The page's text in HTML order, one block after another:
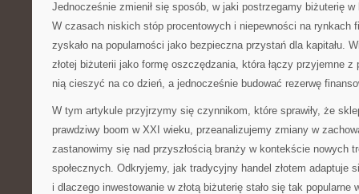
Jednocześnie zmienił się sposób, w jaki postrzegamy biżuterię
W czasach niskich stóp procentowych i niepewności na rynkach
zyskało na popularności jako bezpieczna przystań dla kapitału.
złotej biżuterii jako formę oszczędzania, która łączy przyjemne
nią cieszyć na co dzień, a jednocześnie budować rezerwę
W tym artykule przyjrzymy się czynnikom, które sprawiły, że
prawdziwy boom w XXI wieku, przeanalizujemy zmiany w
zastanowimy się nad przyszłością branży w kontekście nowych
społecznych. Odkryjemy, jak tradycyjny handel złotem adaptuje
i dlaczego inwestowanie w złotą biżuterię stało się tak popularne